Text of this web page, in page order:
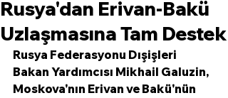
Rusya'dan Erivan-Bakü
Uzlaşmasına Tam Destek
Rusya Federasyonu Dışişleri
Bakan Yardımcısı Mikhail Galuzin,
Moskova'nın Erivan ve Bakü'nün